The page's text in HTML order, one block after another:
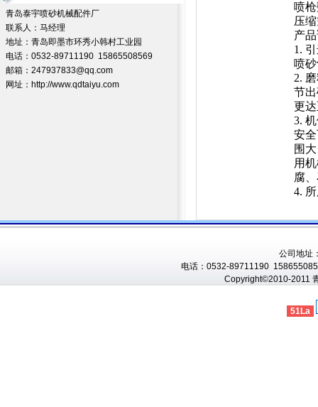
青岛泰宇喷砂机械配件厂
联系人：马经理
地址：青岛即墨市环秀小韩村工业园
电话：0532-89711190 15865508569
邮箱：247937833@qq.com
网址：http://www.qdtaiyu.com
喷
压
产
1.
喷
2.
节
更
3.
安
围
用
腐
4.
公司地址
电话：0532-89711190
Copyright©2010-2011
51La